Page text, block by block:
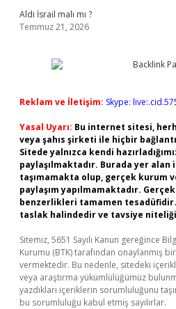
Aldi İsrail malı mı ?
Temmuz 21, 2026
Reklam ve İletişim: Skype:
Yasal Uyarı: Bu internet sitesi,
veya şahıs şirketi ile hiçbir
Sitede yalnızca kendi
paylaşılmaktadır. Burada yer
taşımamakta olup, gerçek kurum
paylaşım yapılmamaktadır.
benzerlikleri tamamen
taslak halindedir ve tavsiye
Sitemiz, 5651 Sayılı Kanun gereğince
Kurumu (BTK) tarafından onaylanmış
vermektedir. Bu nedenle, sitedeki
veya araştırma yükümlülüğümüz
yazdıkları içeriklerin sorumluluğunu
bu sorumluluğu kabul etmiş sayılırlar.